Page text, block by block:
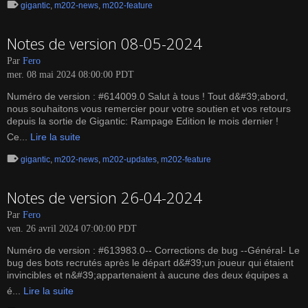
gigantic, m202-news, m202-feature
Notes de version 08-05-2024
Par Fero
mer. 08 mai 2024 08:00:00 PDT
Numéro de version : #614009.0 Salut à tous ! Tout d&#39;abord,
nous souhaitons vous remercier pour votre soutien et vos retours
depuis la sortie de Gigantic: Rampage Edition le mois dernier !
Ce... Lire la suite
gigantic, m202-news, m202-updates, m202-feature
Notes de version 26-04-2024
Par Fero
ven. 26 avril 2024 07:00:00 PDT
Numéro de version : #613983.0-- Corrections de bug --Général- Le
bug des bots recrutés après le départ d&#39;un joueur qui étaient
invincibles et n&#39;appartenaient à aucune des deux équipes a
é... Lire la suite